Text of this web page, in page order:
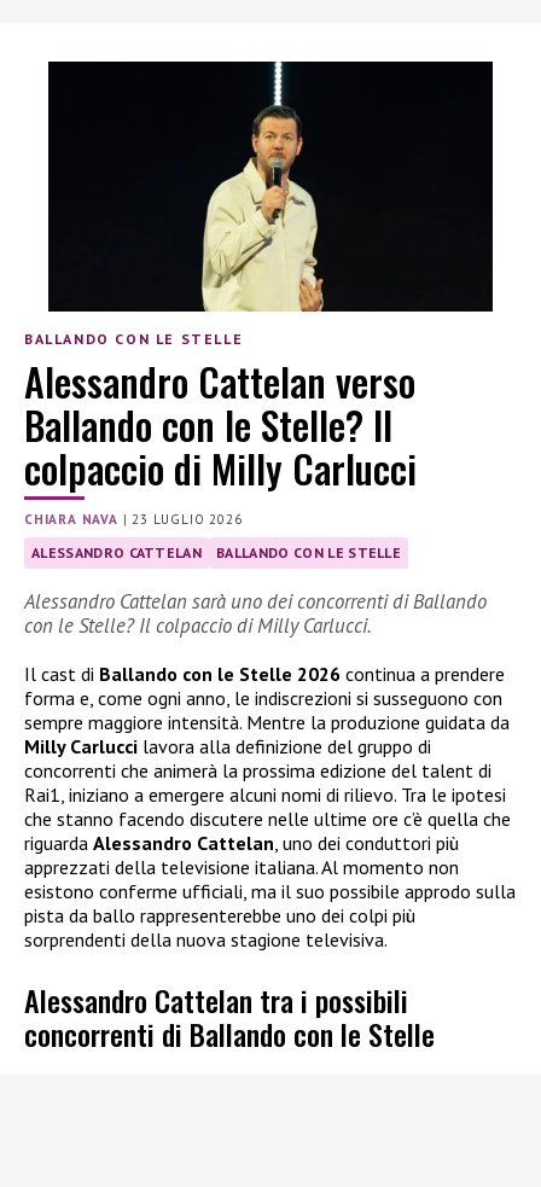
BALLANDO CON LE STELLE
Alessandro Cattelan verso
Ballando con le Stelle? Il
colpaccio di Milly Carlucci
CHIARA NAVA |23 LUGLIO 2026
ALESSANDRO CATTELAN BALLANDO CON LE STELLE
Alessandro Cattelan sarà uno dei concorrenti di Ballando
con le Stelle? Il colpaccio di Milly Carlucci.
Il cast di Ballando con le Stelle 2026 continua a prendere
forma e, come ogni anno, le indiscrezioni si susseguono con
sempre maggiore intensità. Mentre la produzione guidata da
Milly Carlucci lavora alla definizione del gruppo di
concorrenti che animerà la prossima edizione del talent di
Rai1, iniziano a emergere alcuni nomi di rilievo. Tra le ipotesi
che stanno facendo discutere nelle ultime ore c’è quella che
riguarda Alessandro Cattelan , uno dei conduttori più
apprezzati della televisione italiana. Al momento non
esistono conferme ufficiali, ma il suo possibile approdo sulla
pista da ballo rappresenterebbe uno dei colpi più
sorprendenti della nuova stagione televisiva.
Alessandro Cattelan tra i possibili
concorrenti di Ballando con le Stelle